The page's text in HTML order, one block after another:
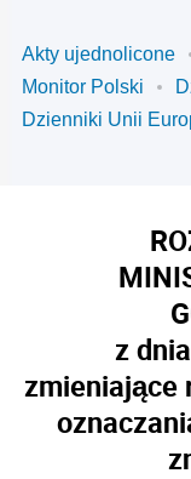
Akty ujednolicone
Monitor Polski
Dzienniki Unii
z
zmieniające